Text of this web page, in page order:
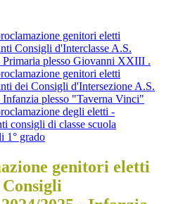
genitori eletti
Consigli d'Interclasse A.S.
Primaria plesso Giovanni XXIII .
genitori eletti
dei Consigli d'Intersezione A.S.
Infanzia plesso "Taverna Vinci"
degli eletti -
consigli di classe scuola
1° grado
genitori eletti